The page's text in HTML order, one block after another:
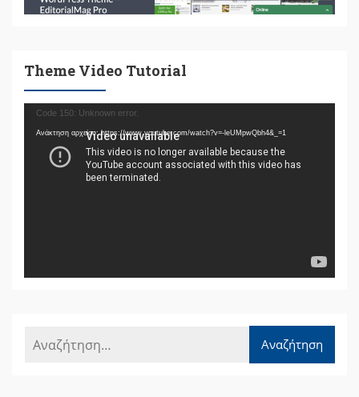
Theme Video Tutorial
Πρόγραμμα
Αναπαραγωγής
Βίντεο
Code 150: Unknown error.
Ανάκτηση αρχείου: https://www.youtube.com/watch?v=-leUMpwQbh4&_=1